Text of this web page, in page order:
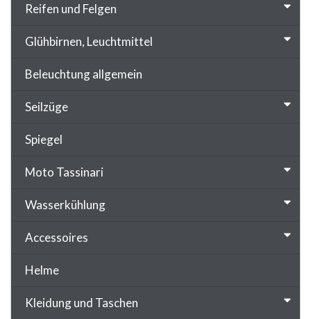
Reifen und Felgen
Glühbirnen, Leuchtmittel
Beleuchtung allgemein
Seilzüge
Spiegel
Moto Tassinari
Wasserkühlung
Accessoires
Helme
Kleidung und Taschen